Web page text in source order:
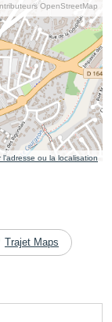
OpenStreetMap
l’adresse ou la localisation
Trajet Maps